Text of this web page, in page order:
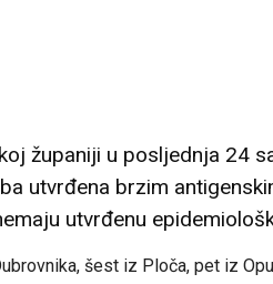
županiji u posljednja 24
utvrđena brzim
utvrđenu
šest iz Ploča, pet iz